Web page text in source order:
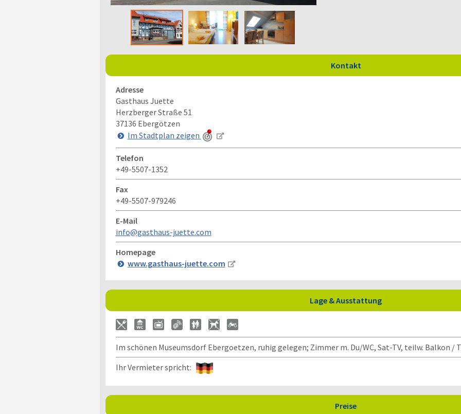
Kontakt
Adresse
Gasthaus Juette
Herzberger Straße 51
37136 Ebergötzen
Im Stadtplan zeigen
Telefon
+49-5507-1352
Fax
+49-5507-979246
E-Mail
info@gasthaus-juette.com
Homepage
www.gasthaus-juette.com
Lage & Ausstattung
Im schönen Museumsdorf Ebergoetzen, ruhig gelegen; Zimmer m. Du/WC, Sat-TV, teilw. Balkon /
Ihr Vermieter spricht:
Preise